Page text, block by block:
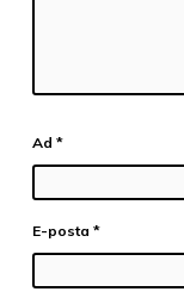
Ad *
E-posta *